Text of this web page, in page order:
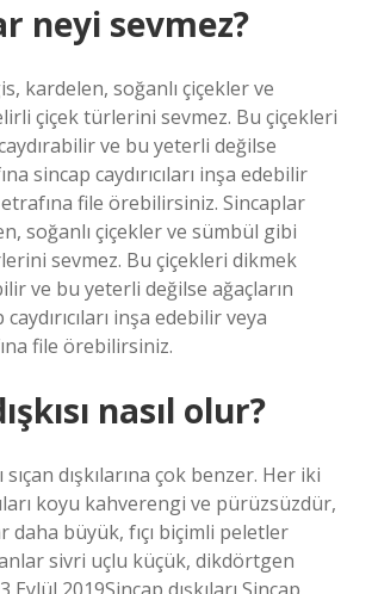
neyi sevmez?
kardelen, soğanlı çiçekler ve
çiçek türlerini sevmez. Bu çiçekleri
ve bu yeterli değilse
sincap caydırıcıları inşa edebilir
file örebilirsiniz. Sincaplar
soğanlı çiçekler ve sümbül gibi
sevmez. Bu çiçekleri dikmek
ve bu yeterli değilse ağaçların
inşa edebilir veya
file örebilirsiniz.
nasıl olur?
sıçan dışkılarına çok benzer. Her iki
koyu kahverengi ve pürüzsüzdür,
daha büyük, fıçı biçimli peletler
sivri uçlu küçük, dikdörtgen